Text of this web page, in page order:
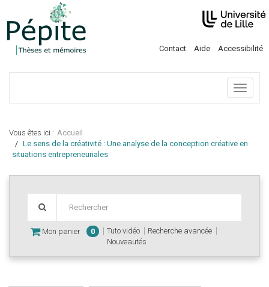
Contact Aide Accessibilité
Menu
Vous êtes ici : Accueil
Le sens de la créativité : Une analyse de la conception créative en
situations entrepreneuriales
Mon panier 0 Tuto vidéo
Recherche avancée
Nouveautés